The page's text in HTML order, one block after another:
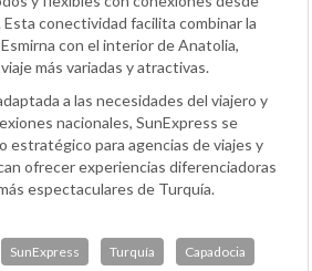
Esta conectividad facilita combinar la
con el interior de Anatolia,
más variadas y atractivas.
a las necesidades del viajero y
nacionales, SunExpress se
estratégico para agencias de viajes y
ofrecer experiencias diferenciadoras
espectaculares de Turquía.
SunExpress Turquía Capadocia